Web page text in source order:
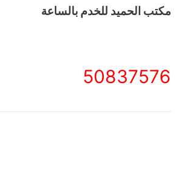
مكتب الحميد للخدم بالساعة
50837576